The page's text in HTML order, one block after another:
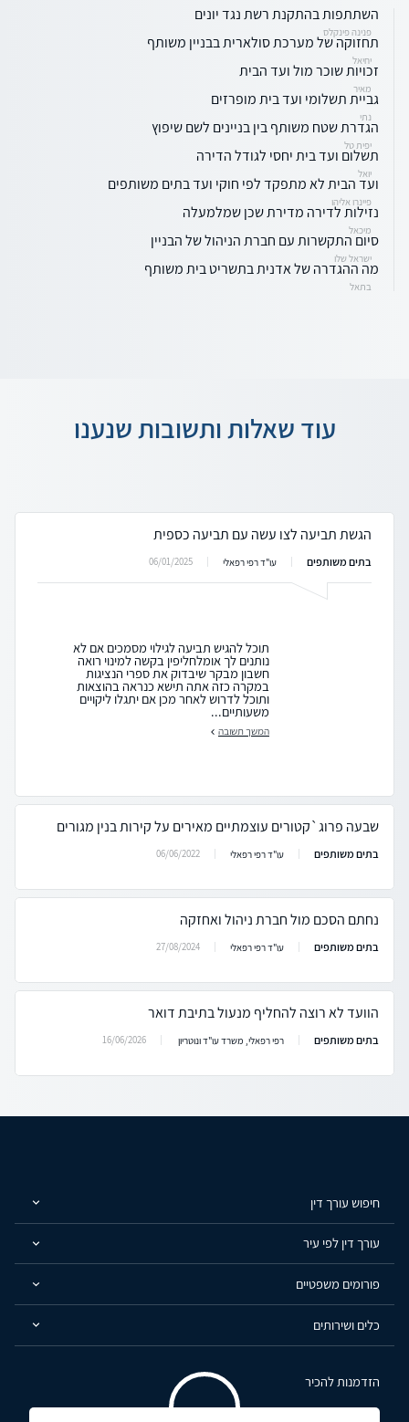
השתתפות בהתקנת רשת נגד יונים
פנינה פינקלס
תחזוקה של מערכת סולארית בבניין משותף
יחיאל
זכויות שוכר מול ועד הבית
מאיר
גביית תשלומי ועד בית מופרזים
נתי
הגדרת שטח משותף בין בניינים לשם שיפוץ
יפית טל
תשלום ועד בית יחסי לגודל הדירה
יואל
ועד הבית לא מתפקד לפי חוקי ועד בתים משותפים
פיינרו אליהו
נזילות לדירה מדירת שכן שמלמעלה
מיכאל
סיום התקשרות עם חברת הניהול של הבניין
ישראל שלו
מה ההגדרה של אדנית בתשריט בית משותף
בתאל
עוד שאלות ותשובות שנענו
הגשת תביעה לצו עשה עם תביעה כספית
בתים משותפים עו"ד רפי רפאלי 06/01/2025
תוכל להגיש תביעה לגילוי מסמכים אם לא
נותנים לך אומלחליפין בקשה למינוי רואה
חשבון מבקר שיבדוק את ספרי הנציגות
במקרה כזה אתה תישא כנראה בהוצאות
ותוכל לדרוש לאחר מכן אם יתגלו ליקויים
משעותיים...
המשך תשובה
שבעה פרוג`קטורים עוצמתיים מאירים על קירות בנין מגורים
בתים משותפים עו"ד רפי רפאלי 06/06/2022
נחתם הסכם מול חברת ניהול ואחזקה
בתים משותפים עו"ד רפי רפאלי 27/08/2024
הוועד לא רוצה להחליף מנעול בתיבת דואר
בתים משותפים רפי רפאלי, משרד עו"ד ונוטריון 16/06/2026
חיפוש עורך דין
עורך דין לפי עיר
פורומים משפטיים
כלים ושירותים
הזדמנות להכיר